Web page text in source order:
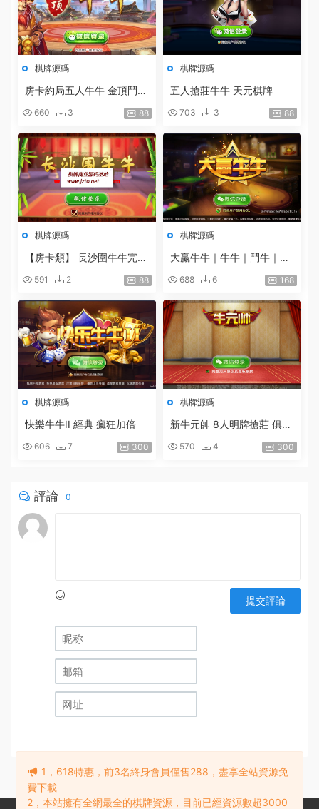
棋牌源碼
房卡約局五人牛牛 金頂鬥牛
660 3 88
棋牌源碼
五人搶莊牛牛 天元棋牌
703 3 88
棋牌源碼
【房卡類】 長沙圍牛牛完整
台程序[安卓+IOS]
591 2 88
棋牌源碼
大赢牛牛｜牛牛｜鬥牛｜牛
俱樂部牛牛（微信房卡模
式）
688 6 168
棋牌源碼
快樂牛牛II 經典 瘋狂加倍
606 7 300
棋牌源碼
新牛元帥 8人明牌搶莊 俱樂
570 4 300
評論 0
提交評論
1，618特惠，前3名終身會員僅售288，盡享全站資源免
費下載
2，本站擁有全網最全的棋牌資源，目前已經資源數超3000